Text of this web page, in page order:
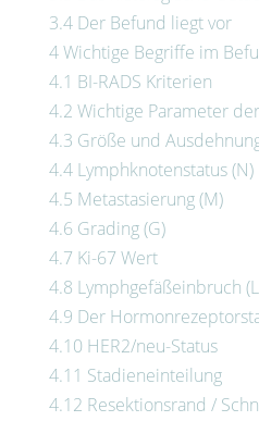
3.4 Der Befund liegt vor
4Wichtige Begriffe im
4.1 BI-RADS Kriterien
4.2 Wichtige Parameter
4.3 Größe und
4.4 Lymphknotenstatus (N)
4.5 Metastasierung (M)
4.6 Grading (G)
4.7 Ki-67 Wert
4.8 Lymphgefäßeinbruch
4.9 Der
4.10 HER2/neu-Status
4.11 Stadieneinteilung
4.12 Resektionsrand /